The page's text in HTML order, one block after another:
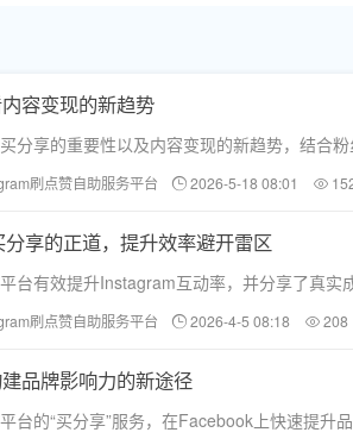
容变现的新趋势
分享的重要性以及内容变现的新趋势，结合
刷点赞自助服务平台 2026-5-18 08:01
享的正道，提升效率避开雷区
台有效提升Instagram互动率，并分享了真实
刷点赞自助服务平台 2026-4-5 08:18 208
品牌影响力的新途径
台的“买分享”服务，在Facebook上快速提升